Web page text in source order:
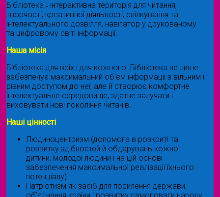
Бібліотека ˗ інтерактивна територія для читання,
творчості, креативної діяльності, спілкування та
інтелектуального дозвілля, навігатор у друкованому
та цифровому світі інформації.
Наша місія
Бібліотека для всіх і для кожного. Бібліотека не лише
забезпечує максимальний об'єм інформації з вільним і
рівним доступом до неї, але й створює комфортне
інтелектуальне середовище, здатне залучати і
виховувати нові покоління читачів.
Наші цінності
Людиноцентризм (допомога в розкриті та
розвитку здібностей й обдарувань кожної
дитини, молодої людини і на цій основі
забезпечення максимальної реалізації їхнього
потенціалу)
Патріотизм як засіб для посилення держави,